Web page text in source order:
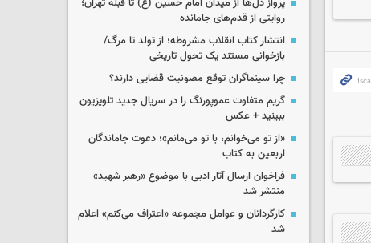
پرواز دل‌ها از میدان امام حسین (ع) تا قبله تهران؛
روایتی از قدم‌های جامانده
انتشار کتاب انقلاب مشروطه؛ از تولد تا مرگ/
بازخوانی مستند یک تحول تاریخی
چرا سینماگران توقع مصونیت قضایی دارند؟
گریم متفاوت عموپورنگ را در سریال جدید تلویزیون
ببینید + عکس
«از تو می‌خوانم، با تو می‌مانم»؛ دعوت جاماندگان
اربعین به کتاب
فراخوان ارسال آثار ادبی با موضوع «رهبر شهید»
منتشر شد
کارگردانان و عوامل مجموعه «اعتراف می‌کنم» اعلام
شد